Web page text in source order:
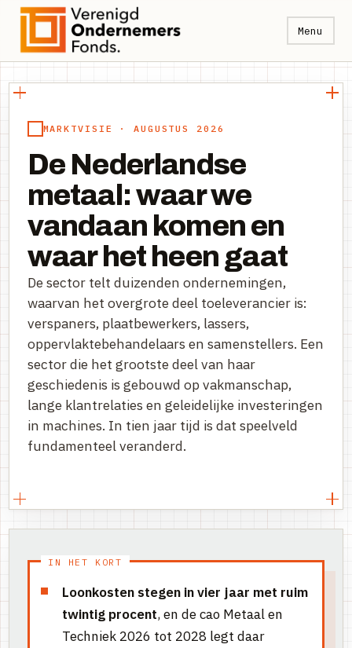
Menu
MARKTVISIE · AUGUSTUS 2026
De Nederlandse
metaal: waar we
vandaan komen en
waar het heen gaat
De sector telt duizenden ondernemingen,
waarvan het overgrote deel toeleverancier is:
verspaners, plaatbewerkers, lassers,
oppervlaktebehandelaars en samenstellers. Een
sector die het grootste deel van haar
geschiedenis is gebouwd op vakmanschap,
lange klantrelaties en geleidelijke investeringen
in machines. In tien jaar tijd is dat speelveld
fundamenteel veranderd.
IN HET KORT
Loonkosten stegen in vier jaar met ruim
twintig procent, en de cao Metaal en
Techniek 2026 tot 2028 legt daar